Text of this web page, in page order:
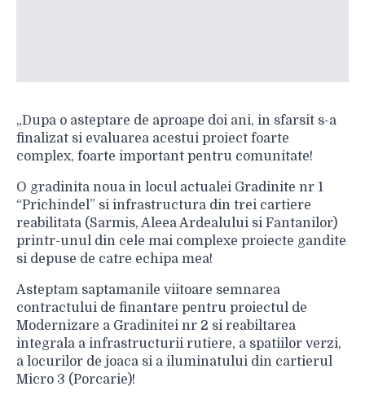
„Dupa o asteptare de aproape doi ani, in sfarsit s-a
finalizat si evaluarea acestui proiect foarte
complex, foarte important pentru comunitate!
O gradinita noua in locul actualei Gradinite nr 1
“Prichindel” si infrastructura din trei cartiere
reabilitata (Sarmis, Aleea Ardealului si Fantanilor)
printr-unul din cele mai complexe proiecte gandite
si depuse de catre echipa mea!
Asteptam saptamanile viitoare semnarea
contractului de finantare pentru proiectul de
Modernizare a Gradinitei nr 2 si reabiltarea
integrala a infrastructurii rutiere, a spatiilor verzi,
a locurilor de joaca si a iluminatului din cartierul
Micro 3 (Porcarie)!